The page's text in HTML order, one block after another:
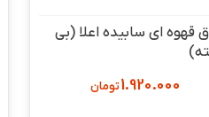
قهوه ای سابیده اعلا (بی
1.920.000تومان